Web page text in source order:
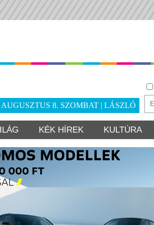
AUGUSZTUS 8. SZOMBAT | LÁSZLÓ
KÉK HÍREK KULTÚRA